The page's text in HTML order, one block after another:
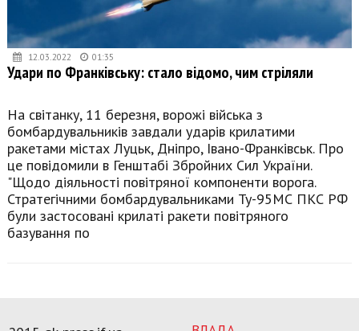
12.03.2022 01:35
Удари по Франківську: стало відомо, чим стріляли
На світанку, 11 березня, ворожі війська з
бомбардувальників завдали ударів крилатими
ракетами містах Луцьк, Дніпро, Івано-Франківськ. Про
це повідомили в Генштабі Збройних Сил України.
"Щодо діяльності повітряної компоненти ворога.
Стратегічними бомбардувальниками Ту-95МС ПКС РФ
були застосовані крилаті ракети повітряного
базування по